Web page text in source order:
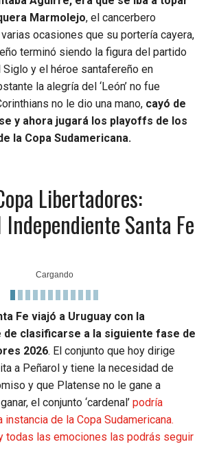
Marmolejo, el cancerbero
varias ocasiones que su portería cayera,
terminó siendo la figura del partido
Siglo y el héroe santafereño en
la alegría del ‘León’ no fue
no le dio una mano, cayó de
y ahora jugará los playoffs de los
la Copa Sudamericana.
Libertadores:
Santa Fe
Fe viajó a Uruguay con la
de clasificarse a la siguiente fase de
2026. El conjunto que hoy dirige
a Peñarol y tiene la necesidad de
y que Platense no le gane a
el conjunto ‘cardenal’ podría
de la Copa Sudamericana.
todas las emociones las podrás seguir